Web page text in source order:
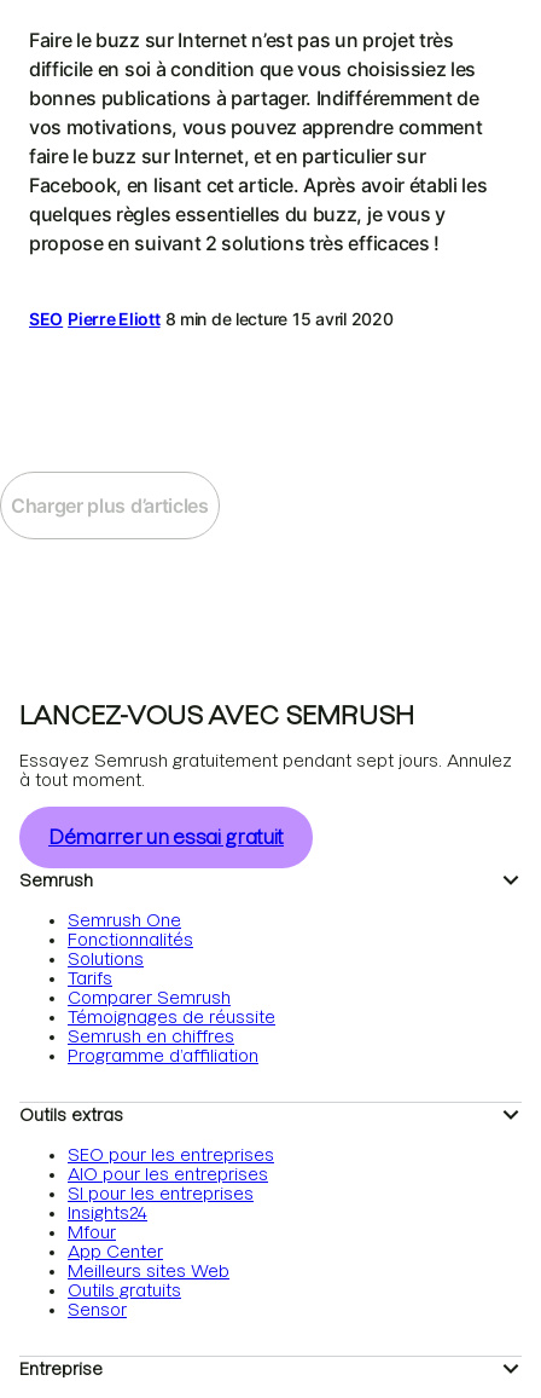
Faire le buzz sur Internet n’est pas un projet très
difficile en soi à condition que vous choisissiez les
bonnes publications à partager. Indifféremment de
vos motivations, vous pouvez apprendre comment
faire le buzz sur Internet, et en particulier sur
Facebook, en lisant cet article. Après avoir établi les
quelques règles essentielles du buzz, je vous y
propose en suivant 2 solutions très efficaces !
SEO Pierre Eliott 8 min de lecture 15 avril 2020
Charger plus d’articles
LANCEZ-VOUS AVEC SEMRUSH
Essayez Semrush gratuitement pendant sept jours. Annulez
à tout moment.
Démarrer un essai gratuit
Semrush
Semrush One
Fonctionnalités
Solutions
Tarifs
Comparer Semrush
Témoignages de réussite
Semrush en chiffres
Programme d’affiliation
Outils extras
SEO pour les entreprises
AIO pour les entreprises
SI pour les entreprises
Insights24
Mfour
App Center
Meilleurs sites Web
Outils gratuits
Sensor
Entreprise